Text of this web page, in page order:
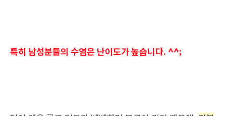
특히 남성분들의 수염은 난이도가 높습니다. ^^;